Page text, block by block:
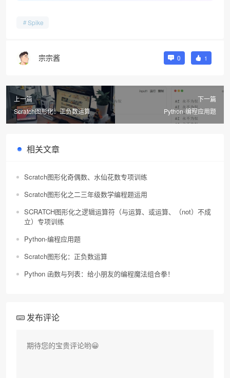
Spike
宗宗酱 0 1
上一篇
Scratch图形化：正负数运算
下一篇
Python-编程应用题
相关文章
Scratch图形化奇偶数、水仙花数专项训练
Scratch图形化之二三年级数学编程题运用
SCRATCH图形化之逻辑运算符（与运算、或运算、（not）不成
立）专项训练
Python-编程应用题
Scratch图形化：正负数运算
Python 函数与列表：给小朋友的编程魔法组合拳！
发布评论